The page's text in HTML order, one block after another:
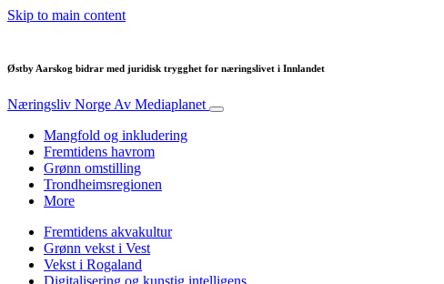
Skip to main content
Østby Aarskog bidrar med juridisk trygghet for næringslivet i Innlandet
Næringsliv Norge Av Mediaplanet
Mangfold og inkludering
Fremtidens havrom
Grønn omstilling
Trondheimsregionen
More
Fremtidens akvakultur
Grønn vekst i Vest
Vekst i Rogaland
Digitalisering og kunstig intelligens